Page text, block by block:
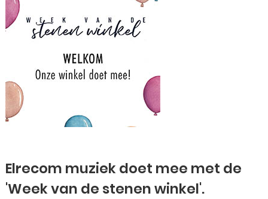
Elrecom muziek doet mee met de
'Week van de stenen winkel'.